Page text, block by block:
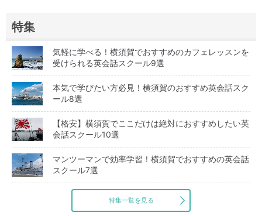
特集
気軽に学べる！横須賀でおすすめのカフェレッスンを
受けられる英会話スクール9選
本気で学びたい方必見！横須賀のおすすめ英会話スク
ール8選
【格安】横須賀でここだけは絶対におすすめしたい英
会話スクール10選
マンツーマンで効率学習！横須賀でおすすめの英会話
スクール7選
特集一覧を見る